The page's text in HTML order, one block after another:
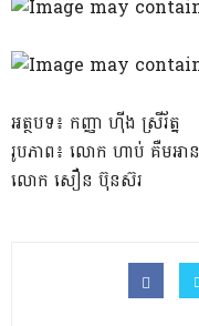
អត្ថបទ៖ កញ្ញា ហ៊ីង ស្រីរ័ត្ន
រូបភាព៖ លោក ហាប់ គឺមអាន
លោក សឿន ប៊ុនស៊រ